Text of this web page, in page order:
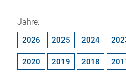
Jahre:
2026 2025 2024
2020 2019 2018